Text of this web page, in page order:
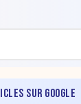
SUR GOOGLE